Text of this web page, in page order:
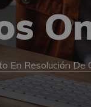
En Resolución De